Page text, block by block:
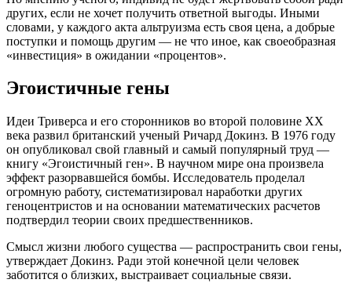
других, если не хочет получить ответной выгоды. Иными
словами, у каждого акта альтруизма есть своя цена, а добрые
поступки и помощь другим — не что иное, как своеобразная
«инвестиция» в ожидании «процентов».
Эгоистичные гены
Идеи Триверса и его сторонников во второй половине XX
века развил британский ученый Ричард Докинз. В 1976 году
он опубликовал свой главный и самый популярный труд —
книгу «Эгоистичный ген». В научном мире она произвела
эффект разорвавшейся бомбы. Исследователь проделал
огромную работу, систематизировал наработки других
геноцентристов и на основании математических расчетов
подтвердил теории своих предшественников.
Смысл жизни любого существа — распространить свои гены,
утверждает Докинз. Ради этой конечной цели человек
заботится о близких, выстраивает социальные связи.